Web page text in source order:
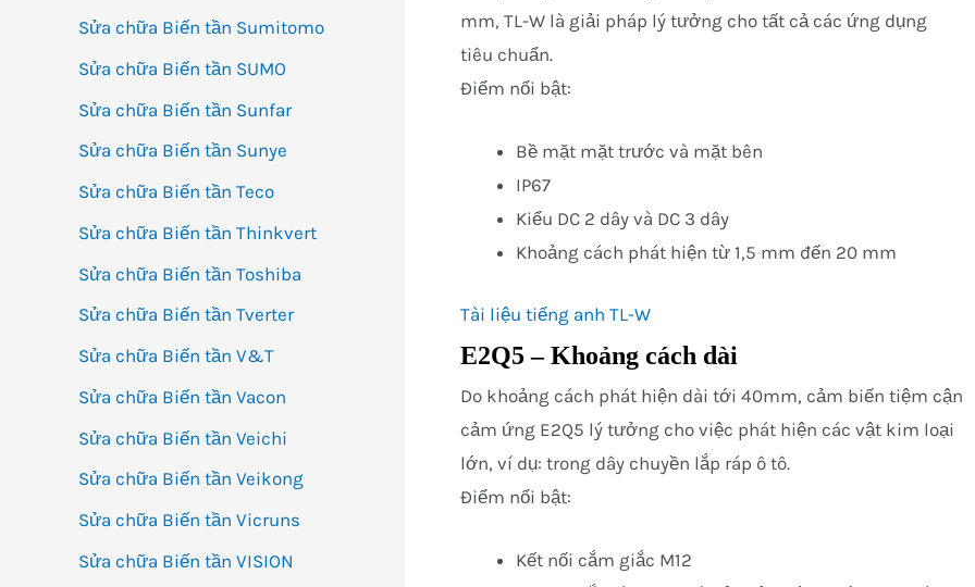
Sửa chữa Biến tần Sumitomo
Sửa chữa Biến tần SUMO
Sửa chữa Biến tần Sunfar
Sửa chữa Biến tần Sunye
Sửa chữa Biến tần Teco
Sửa chữa Biến tần Thinkvert
Sửa chữa Biến tần Toshiba
Sửa chữa Biến tần Tverter
Sửa chữa Biến tần V&T
Sửa chữa Biến tần Vacon
Sửa chữa Biến tần Veichi
Sửa chữa Biến tần Veikong
Sửa chữa Biến tần Vicruns
Sửa chữa Biến tần VISION
mm, TL-W là giải pháp lý tưởng cho tất cả các ứng dụng
tiêu chuẩn.
Điểm nổi bật:
Bề mặt mặt trước và mặt bên
IP67
Kiểu DC 2 dây và DC 3 dây
Khoảng cách phát hiện từ 1,5 mm đến 20 mm
Tài liệu tiếng anh TL-W
E2Q5 – Khoảng cách dài
Do khoảng cách phát hiện dài tới 40mm, cảm biến tiệm cận
cảm ứng E2Q5 lý tưởng cho việc phát hiện các vật kim loại
lớn, ví dụ: trong dây chuyền lắp ráp ô tô.
Điểm nổi bật:
Kết nối cắm giắc M12